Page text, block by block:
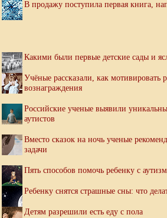
В продажу поступила первая книга,
Какими были первые детские сады и
Учёные рассказали, как мотивировать
вознаграждения
Российские ученые выявили
аутистов
Вместо сказок на ночь ученые
задачи
Пять способов помочь ребенку с
Ребенку снятся страшные сны: что
Детям разрешили есть еду с пола